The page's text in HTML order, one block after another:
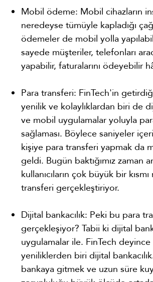
Mobil ödeme: Mobil cihazların
neredeyse tümüyle kapladığı
ödemeler de mobil yolla
sayede müşteriler, telefonları
yapabilir, faturalarını ödeyebilir
Para transferi: FinTech'in
yenilik ve kolaylıklardan biri de
ve mobil uygulamalar yoluyla
sağlaması. Böylece saniyeler
kişiye para transferi yapmak da
geldi. Bugün baktığımız zaman
kullanıcıların çok büyük bir
transferi gerçekleştiriyor.
Dijital bankacılık: Peki bu para
gerçekleşiyor? Tabii ki dijital
uygulamalar ile. FinTech
yeniliklerden biri dijital
bankaya gitmek ve uzun süre